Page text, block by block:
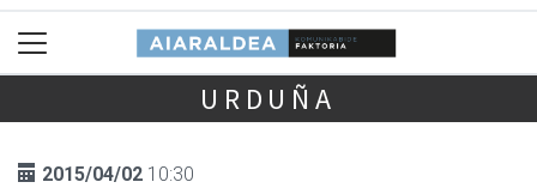
URDUÑA
2015/04/02 10:30